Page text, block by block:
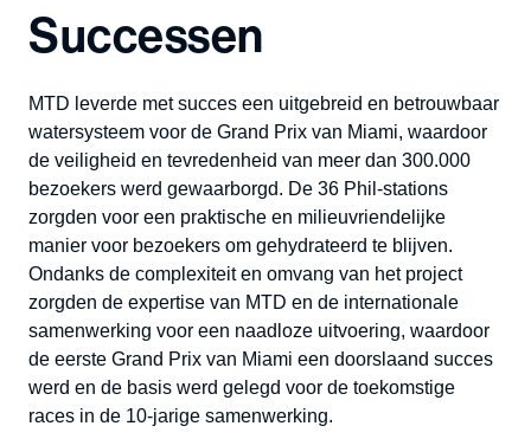
Successen
MTD leverde met succes een uitgebreid en betrouwbaar
watersysteem voor de Grand Prix van Miami, waardoor
de veiligheid en tevredenheid van meer dan 300.000
bezoekers werd gewaarborgd. De 36 Phil-stations
zorgden voor een praktische en milieuvriendelijke
manier voor bezoekers om gehydrateerd te blijven.
Ondanks de complexiteit en omvang van het project
zorgden de expertise van MTD en de internationale
samenwerking voor een naadloze uitvoering, waardoor
de eerste Grand Prix van Miami een doorslaand succes
werd en de basis werd gelegd voor de toekomstige
races in de 10-jarige samenwerking.